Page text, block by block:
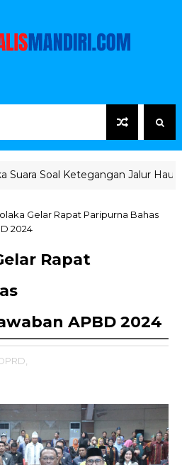
Jalur Hauling Pomalaa
Gelar Rapat Paripurna Bahas
2024
Rapat
APBD 2024